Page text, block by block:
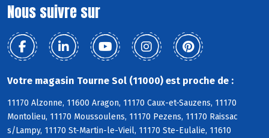
Nous suivre sur
Votre magasin Tourne Sol (11000) est proche de :
11170 Alzonne, 11600 Aragon, 11170 Caux-et-Sauzens, 11170
Montolieu, 11170 Moussoulens, 11170 Pezens, 11170 Raissac
s/Lampy, 11170 St-Martin-le-Vieil, 11170 Ste-Eulalie, 11610